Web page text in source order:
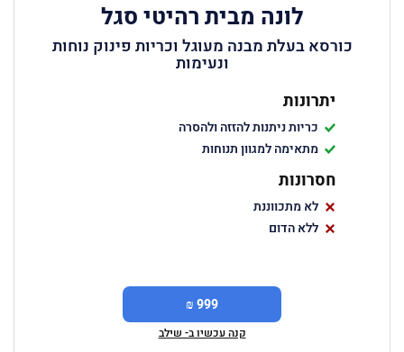
לונה מבית רהיטי סגל
כורסא בעלת מבנה מעוגל וכריות פינוק נוחות
ונעימות
יתרונות
כריות ניתנות להזזה ולהסרה
מתאימה למגוון תנוחות
חסרונות
לא מתכווננת
ללא הדום
999 ₪
קנה עכשיו ב- שילב